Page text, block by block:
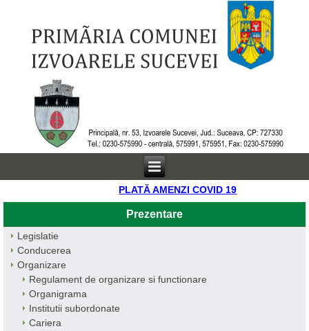
PLATĂ AMENZI COVID 19
Prezentare
Legislatie
Conducerea
Organizare
Regulament de organizare si functionare
Organigrama
Institutii subordonate
Cariera